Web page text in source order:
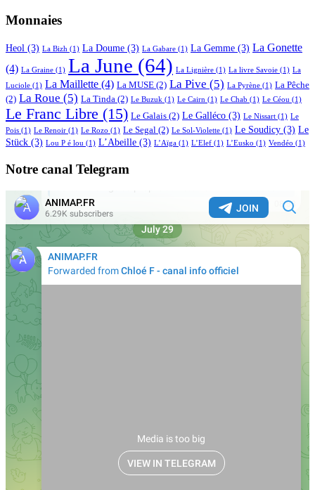
Monnaies
Heol (3) La Bizh (1) La Doume (3) La Gabare (1) La Gemme (3) La Gonette
(4) La Graine (1) La June (64) La Lignière (1) La livre Savoie (1) La
Luciole (1) La Maillette (4) La MUSE (2) La Pive (5) La Pyrène (1) La Pêche
(2) La Roue (5) La Tinda (2) Le Buzuk (1) Le Cairn (1) Le Chab (1) Le Céou (1)
Le Franc Libre (15) Le Galais (2) Le Galléco (3) Le Nissart (1) Le
Pois (1) Le Renoir (1) Le Rozo (1) Le Segal (2) Le Sol-Violette (1) Le Soudicy (3) Le
Stück (3) Lou P é lou (1) L’Abeille (3) L’Aïga (1) L’Elef (1) L’Eusko (1) Vendéo (1)
Notre canal Telegram